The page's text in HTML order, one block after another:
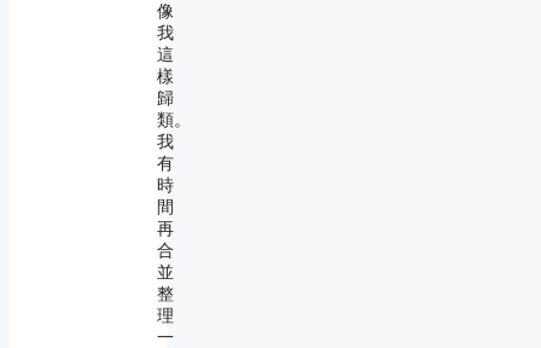
像
我
這
樣
歸
類。
我
有
時
間
再
合
並
整
理
一